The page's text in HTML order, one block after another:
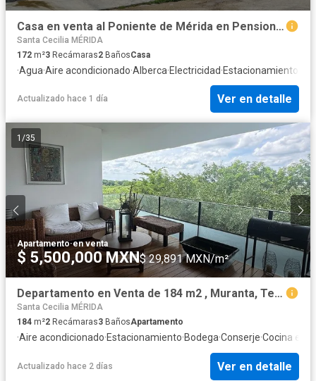
Casa en venta al Poniente de Mérida en Pensiones
Santa Cecilia MÉRIDA
172 m²3 Recámaras2 BañosCasa
·Agua·Aire acondicionado·Alberca·Electricidad·Estacionamiento
Actualizado hace 1 día Ver en detalle
1 /35
Apartamento·en venta
$ 5,500,000 MXN$ 29,891 MXN/m²
Departamento en Venta de 184 m2 , Muranta, Temozón, Mérida
Santa Cecilia MÉRIDA
184 m²2 Recámaras3 BañosApartamento
·Aire acondicionado·Estacionamiento·Bodega·Conserje·Cocina
Actualizado hace 2 días Ver en detalle